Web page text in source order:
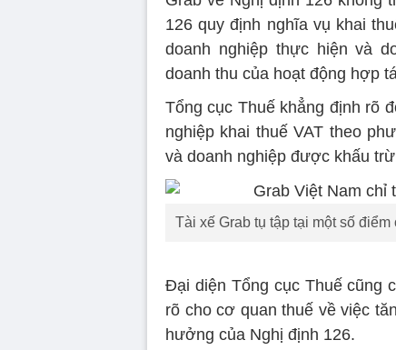
126 quy định nghĩa vụ khai
doanh nghiệp thực hiện và
doanh thu của hoạt động hợp
Tổng cục Thuế khẳng định rõ
nghiệp khai thuế VAT theo
và doanh nghiệp được khấu
Tài xế Grab tụ tập tại một số
Đại diện Tổng cục Thuế cũng
rõ cho cơ quan thuế về việc
hưởng của Nghị định 126.